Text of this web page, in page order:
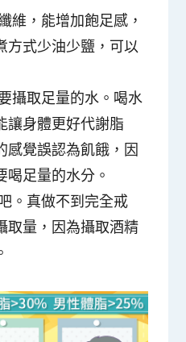
維，能增加飽足感，
方式少油少鹽，可以
攝取足量的水。喝水
讓身體更好代謝脂
感覺誤認為飢餓，因
喝足量的水分。
。真做不到完全戒
取量，因為攝取酒精